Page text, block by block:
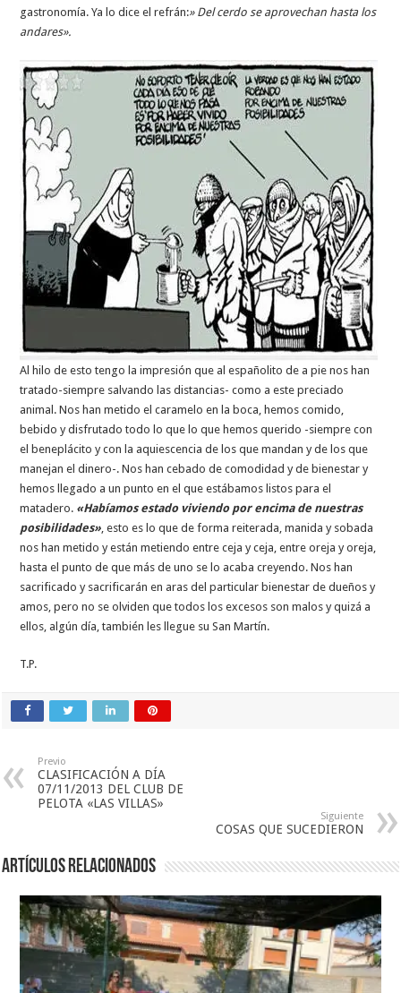
gastronomía. Ya lo dice el refrán:» Del cerdo se aprovechan hasta los
andares».
Al hilo de esto tengo la impresión que al españolito de a pie nos han
tratado-siempre salvando las distancias- como a este preciado
animal. Nos han metido el caramelo en la boca, hemos comido,
bebido y disfrutado todo lo que lo que hemos querido -siempre con
el beneplácito y con la aquiescencia de los que mandan y de los que
manejan el dinero-. Nos han cebado de comodidad y de bienestar y
hemos llegado a un punto en el que estábamos listos para el
matadero. «Habíamos estado viviendo por encima de nuestras
posibilidades», esto es lo que de forma reiterada, manida y sobada
nos han metido y están metiendo entre ceja y ceja, entre oreja y oreja,
hasta el punto de que más de uno se lo acaba creyendo. Nos han
sacrificado y sacrificarán en aras del particular bienestar de dueños y
amos, pero no se olviden que todos los excesos son malos y quizá a
ellos, algún día, también les llegue su San Martín.
T.P.
Previo
CLASIFICACIÓN A DÍA
07/11/2013 DEL CLUB DE
PELOTA «LAS VILLAS»
Siguiente
COSAS QUE SUCEDIERON
Artículos relacionados